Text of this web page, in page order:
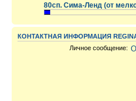
80сп. Сима-Ленд (от
КОНТАКТНАЯ ИНФОРМАЦИЯ
Личное сообщение: